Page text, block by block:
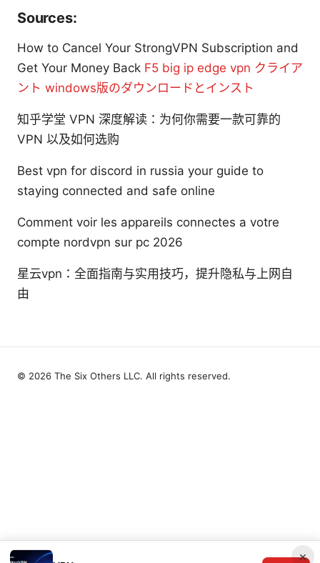
Sources:
How to Cancel Your StrongVPN Subscription and
Get Your Money Back F5 big ip edge vpn クライア
ント windows版のダウンロードとインスト
知乎学堂 VPN 深度解读：为何你需要一款可靠的
VPN 以及如何选购
Best vpn for discord in russia your guide to
staying connected and safe online
Comment voir les appareils connectes a votre
compte nordvpn sur pc 2026
星云vpn：全面指南与实用技巧，提升隐私与上网自
由
×
© 2026 The Six Others LLC. All rights reserved.